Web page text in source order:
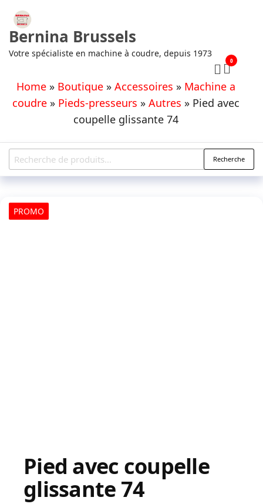
Aller
contenu
Bernina Brussels
Votre spécialiste en machine à coudre, depuis 1973
Home » Boutique » Accessoires » Machine a
coudre » Pieds-presseurs » Autres »Pied avec
coupelle glissante 74
0
Recherche
pour :
Recherche
PROMO
Pied avec coupelle
glissante 74